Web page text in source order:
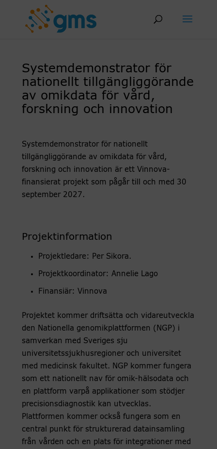
Systemdemonstrator för
nationellt tillgängliggörande
av omikdata för vård,
forskning och innovation
Systemdemonstrator för nationellt
tillgängliggörande av omikdata för vård,
forskning och innovation är ett Vinnova-
finansierat projekt som pågår till och med 30
september 2027.
Projektinformation
Projektledare: Per Sikora.
Projektkoordinator: Annelie Lago
Finansiär: Vinnova
Projektet kommer driftsätta och vidareutveckla
den Nationella genomikplattformen (NGP) i
samverkan med Sveriges sju
universitetssjukhusregioner och universitet
med medicinsk fakultet. NGP kommer fungera
som ett nationellt nav för omik-hälsodata och
en plattform varpå applikationer som stödjer
precisionsdiagnostik kan utvecklas.
Plattformen kommer också fungera som en
central punkt för strukturerad datainsamling
från vården och en plats för integrationer med